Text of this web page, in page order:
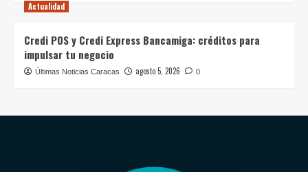
Actualidad
Credi POS y Credi Express Bancamiga: créditos para
impulsar tu negocio
Últimas Noticias Caracas agosto 5, 2026 0